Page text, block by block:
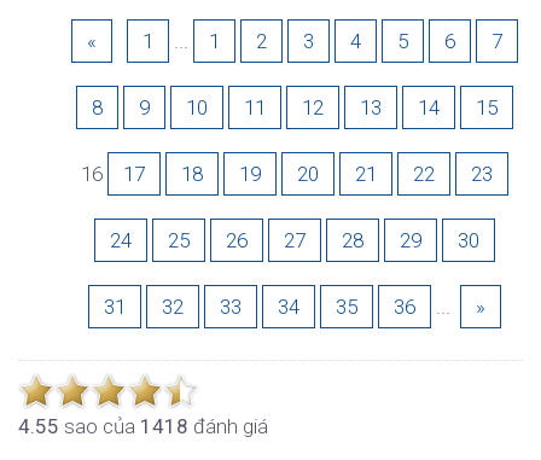
« 1 1 2 3 4 5 6 7
8 9 10 11 12 13 14 15
16 17 18 19 20 21 22 23
24 25 26 27 28 29 30
31 32 33 34 35 36 »
4.55 sao của 1418 đánh giá